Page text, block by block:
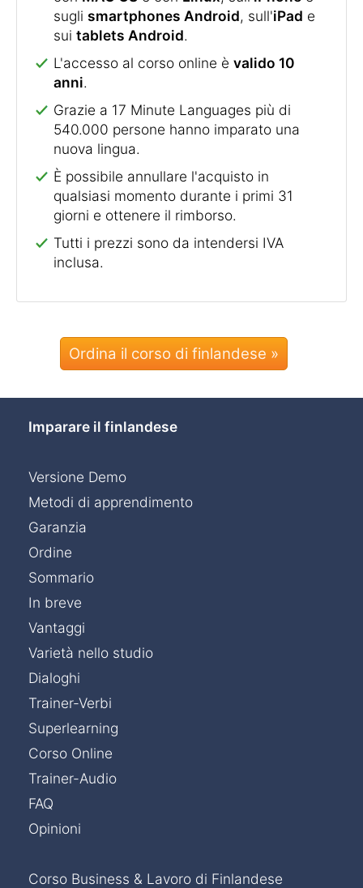
sugli smartphones Android, sull'iPad e
sui tablets Android.
L'accesso al corso online è valido 10
anni.
Grazie a 17 Minute Languages più di
540.000 persone hanno imparato una
nuova lingua.
È possibile annullare l'acquisto in
qualsiasi momento durante i primi 31
giorni e ottenere il rimborso.
Tutti i prezzi sono da intendersi IVA
inclusa.
Ordina il corso di finlandese »
Imparare il finlandese
Versione Demo
Metodi di apprendimento
Garanzia
Ordine
Sommario
In breve
Vantaggi
Varietà nello studio
Dialoghi
Trainer-Verbi
Superlearning
Corso Online
Trainer-Audio
FAQ
Opinioni
Corso Business & Lavoro di Finlandese